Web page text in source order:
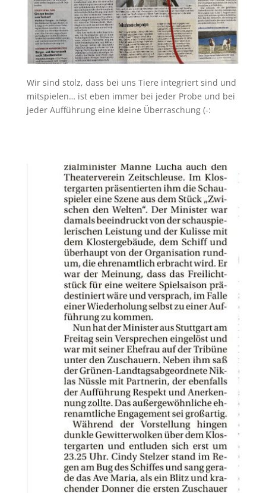
Wir sind stolz, dass bei uns Tiere integriert sind und
mitspielen… ist eben immer bei jeder Probe und bei
jeder Aufführung eine kleine Überraschung (-: